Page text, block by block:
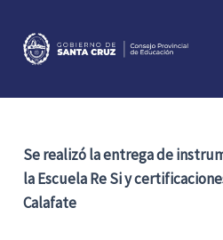
contenido
Se realizó la entrega de
la Escuela Re Si y
Calafate